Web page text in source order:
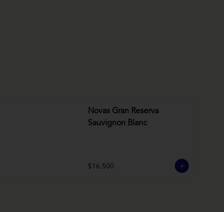
Novas Gran Reserva
Sauvignon Blanc
$16.500